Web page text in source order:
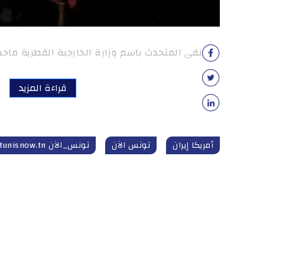
نفى المتحدث باسم وزارة الخارجية القطرية ماجد
قراءة المزيد
أمريكا إيران تونس الآن تونس_الآن tunisnow.tn